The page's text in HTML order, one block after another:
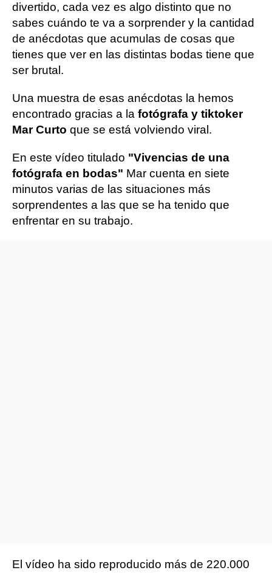
divertido, cada vez es algo distinto que no
sabes cuándo te va a sorprender y la cantidad
de anécdotas que acumulas de cosas que
tienes que ver en las distintas bodas tiene que
ser brutal.
Una muestra de esas anécdotas la hemos
encontrado gracias a la fotógrafa y tiktoker
Mar Curto que se está volviendo viral.
En este vídeo titulado "Vivencias de una
fotógrafa en bodas" Mar cuenta en siete
minutos varias de las situaciones más
sorprendentes a las que se ha tenido que
enfrentar en su trabajo.
El vídeo ha sido reproducido más de 220.000